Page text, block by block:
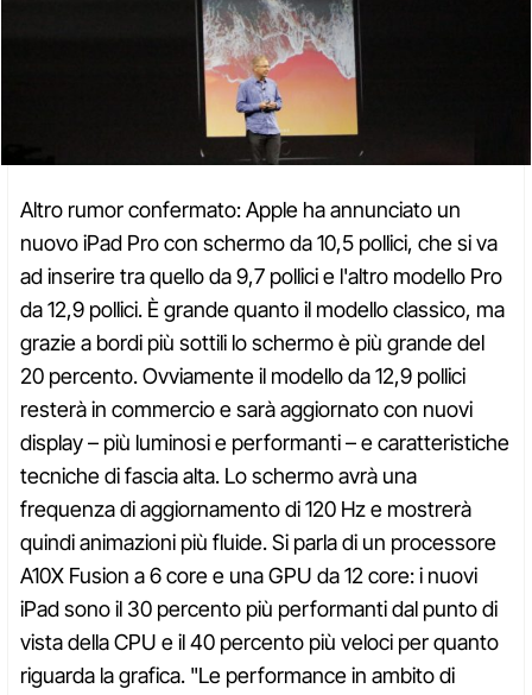
Altro rumor confermato: Apple ha annunciato un
nuovo iPad Pro con schermo da 10,5 pollici, che si va
ad inserire tra quello da 9,7 pollici e l'altro modello Pro
da 12,9 pollici. È grande quanto il modello classico, ma
grazie a bordi più sottili lo schermo è più grande del
20 percento. Ovviamente il modello da 12,9 pollici
resterà in commercio e sarà aggiornato con nuovi
display – più luminosi e performanti – e caratteristiche
tecniche di fascia alta. Lo schermo avrà una
frequenza di aggiornamento di 120 Hz e mostrerà
quindi animazioni più fluide. Si parla di un processore
A10X Fusion a 6 core e una GPU da 12 core: i nuovi
iPad sono il 30 percento più performanti dal punto di
vista della CPU e il 40 percento più veloci per quanto
riguarda la grafica. "Le performance in ambito di